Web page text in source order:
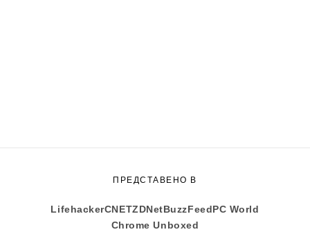
ПРЕДСТАВЕНО В
LifehackerCNETZDNetBuzzFeedPC World
Chrome Unboxed